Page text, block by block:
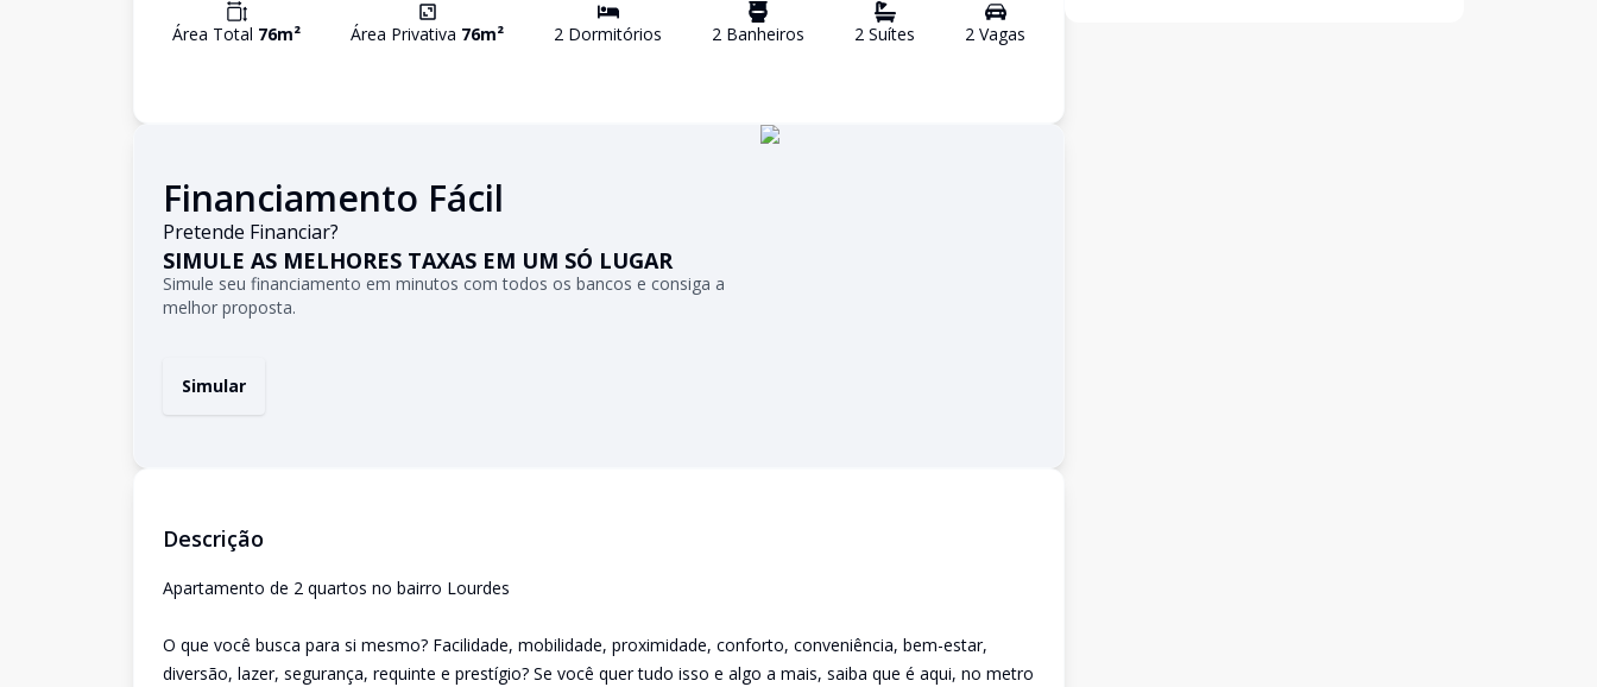
Área Total 76m² Área Privativa 76m² 2 Dormitórios 2 Banheiros 2 Suítes 2 Vagas
Financiamento Fácil
Pretende Financiar?
SIMULE AS MELHORES TAXAS EM UM SÓ LUGAR
Simule seu financiamento em minutos com todos os bancos e consiga a
melhor proposta.
Simular
Descrição
Apartamento de 2 quartos no bairro Lourdes
O que você busca para si mesmo? Facilidade, mobilidade, proximidade, conforto, conveniência, bem-estar,
diversão, lazer, segurança, requinte e prestígio? Se você quer tudo isso e algo a mais, saiba que é aqui, no metro